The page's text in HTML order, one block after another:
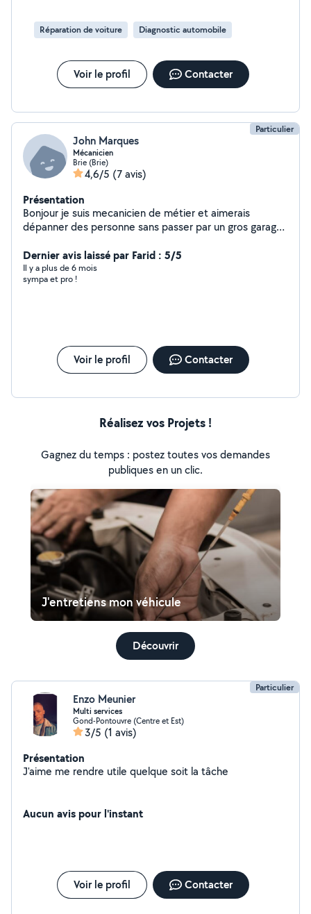
Réparation de voiture
Diagnostic automobile
Voir le profil Contacter
Particulier
John Marques
Mécanicien
Brie (Brie)
4,6/5 (7 avis)
Présentation
Bonjour je suis mecanicien de métier et aimerais
dépanner des personne sans passer par un gros garage
pas je suis a votre écoute. Cordialement
Dernier avis laissé par Farid : 5/5
Il y a plus de 6 mois
sympa et pro !
Voir le profil Contacter
Réalisez vos Projets !
Gagnez du temps : postez toutes vos demandes
publiques en un clic.
J'entretiens mon véhicule
Découvrir
Particulier
Enzo Meunier
Multi services
Gond-Pontouvre (Centre et Est)
3/5 (1 avis)
Présentation
J'aime me rendre utile quelque soit la tâche
Aucun avis pour l'instant
Voir le profil Contacter